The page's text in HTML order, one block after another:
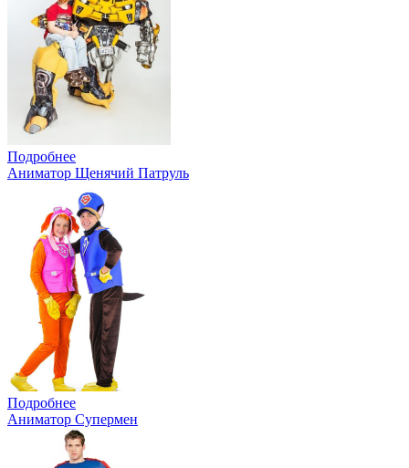
Подробнее
Аниматор Щенячий Патруль
Подробнее
Аниматор Супермен